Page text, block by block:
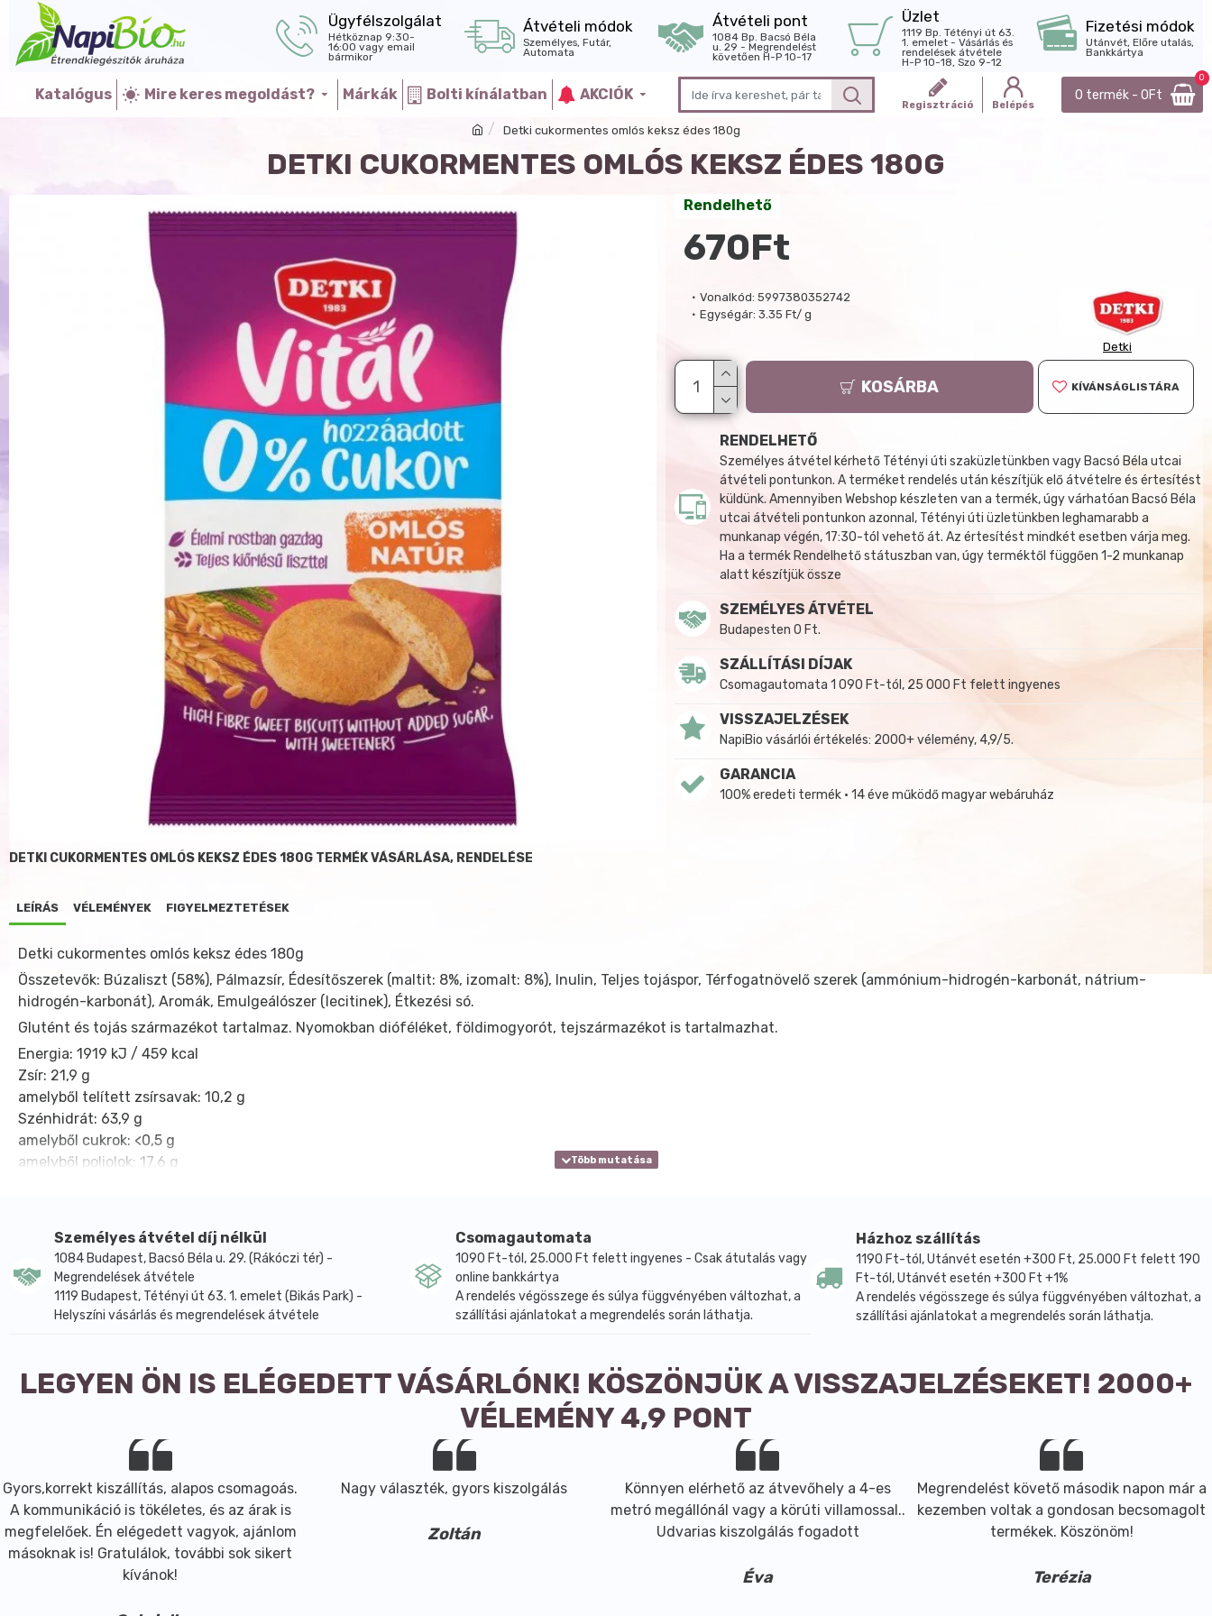
Ügyfélszolgálat
Hétköznap 9:30-
16:00 vagy email
bármikor
Átvételi módok
Személyes, Futár,
Automata
Átvételi pont
1084 Bp. Bacsó Béla
u. 29 - Megrendelést
követően H-P 10-17
Üzlet
1119 Bp. Tétényi út 63.
1. emelet - Vásárlás és
rendelések átvétele
H-P 10-18, Szo 9-12
Fizetési módok
Utánvét, Előre utalás,
Bankkártya
Katalógus Mire keres megoldást? Márkák Bolti kínálatban AKCIÓK
Regisztráció Belépés
0 termék - 0Ft
0
Detki cukormentes omlós keksz édes 180g
DETKI CUKORMENTES OMLÓS KEKSZ ÉDES 180G
Vonalkód: 5997380352742
Egységár: 3.35 Ft/ g
Detki
Rendelhető
670Ft
KOSÁRBA KÍVÁNSÁGLISTÁRA
RENDELHETŐ
Személyes átvétel kérhető Tétényi úti szaküzletünkben vagy Bacsó Béla utcai
átvételi pontunkon. A terméket rendelés után készítjük elő átvételre és értesítést
küldünk. Amennyiben Webshop készleten van a termék, úgy várhatóan Bacsó Béla
utcai átvételi pontunkon azonnal, Tétényi úti üzletünkben leghamarabb a
munkanap végén, 17:30-tól vehető át. Az értesítést mindkét esetben várja meg.
Ha a termék Rendelhető státuszban van, úgy terméktől függően 1-2 munkanap
alatt készítjük össze
SZEMÉLYES ÁTVÉTEL
Budapesten 0 Ft.
SZÁLLÍTÁSI DÍJAK
Csomagautomata 1 090 Ft-tól, 25 000 Ft felett ingyenes
VISSZAJELZÉSEK
NapiBio vásárlói értékelés: 2000+ vélemény, 4,9/5.
GARANCIA
100% eredeti termék • 14 éve működő magyar webáruház
DETKI CUKORMENTES OMLÓS KEKSZ ÉDES 180G TERMÉK VÁSÁRLÁSA, RENDELÉSE
LEÍRÁS VÉLEMÉNYEK FIGYELMEZTETÉSEK
Detki cukormentes omlós keksz édes 180g
Összetevők: Búzaliszt (58%), Pálmazsír, Édesítőszerek (maltit: 8%, izomalt: 8%), Inulin, Teljes tojáspor, Térfogatnövelő szerek (ammónium-hidrogén-karbonát, nátrium-
hidrogén-karbonát), Aromák, Emulgeálószer (lecitinek), Étkezési só.
Glutént és tojás származékot tartalmaz. Nyomokban dióféléket, földimogyorót, tejszármazékot is tartalmazhat.
Energia: 1919 kJ / 459 kcal
Zsír: 21,9 g
amelyből telített zsírsavak: 10,2 g
Szénhidrát: 63,9 g
amelyből cukrok: <0,5 g
amelyből poliolok: 17,6 g
Referencia beviteli érték egy átlagos felnőtt számára (8400kJ/2000kcal).
Fénytől védve száraz, hűvös helyen tartandó! Felbontás után mielőbb fogyasztandó!
Személyes átvétel díj nélkül
1084 Budapest, Bacsó Béla u. 29. (Rákóczi tér) -
Megrendelések átvétele
1119 Budapest, Tétényi út 63. 1. emelet (Bikás Park) -
Helyszíni vásárlás és megrendelések átvétele
Csomagautomata
1090 Ft-tól, 25.000 Ft felett ingyenes - Csak átutalás vagy
online bankkártya
A rendelés végösszege és súlya függvényében változhat, a
szállítási ajánlatokat a megrendelés során láthatja.
Házhoz szállítás
1190 Ft-tól, Utánvét esetén +300 Ft, 25.000 Ft felett 190
Ft-tól, Utánvét esetén +300 Ft +1%
A rendelés végösszege és súlya függvényében változhat, a
szállítási ajánlatokat a megrendelés során láthatja.
LEGYEN ÖN IS ELÉGEDETT VÁSÁRLÓNK! KÖSZÖNJÜK A VISSZAJELZÉSEKET! 2000+
VÉLEMÉNY 4,9 PONT
Gyors,korrekt kiszállítás, alapos csomagoás.
A kommunikáció is tökéletes, és az árak is
megfelelőek. Én elégedett vagyok, ajánlom
másoknak is! Gratulálok, további sok sikert
kívánok!
Nagy választék, gyors kiszolgálás
Zoltán
Könnyen elérhető az átvevőhely a 4-es
metró megállónál vagy a körúti villamossal..
Udvarias kiszolgálás fogadott
Éva
Megrendelést követő második napon már a
kezemben voltak a gondosan becsomagolt
termékek. Köszönöm!
Terézia